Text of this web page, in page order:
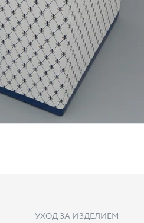
УХОД ЗА ИЗДЕЛИЕМ